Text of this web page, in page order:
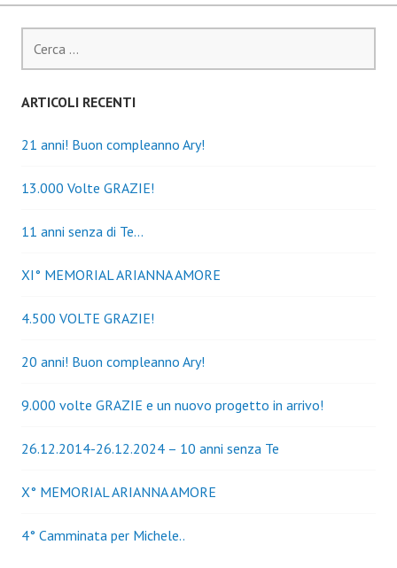
per:
ARTICOLI RECENTI
21 anni! Buon compleanno Ary!
13.000 Volte GRAZIE!
11 anni senza di Te…
XI° MEMORIAL ARIANNA AMORE
4.500 VOLTE GRAZIE!
20 anni! Buon compleanno Ary!
9.000 volte GRAZIE e un nuovo progetto in arrivo!
26.12.2014-26.12.2024 – 10 anni senza Te
X° MEMORIAL ARIANNA AMORE
4° Camminata per Michele..